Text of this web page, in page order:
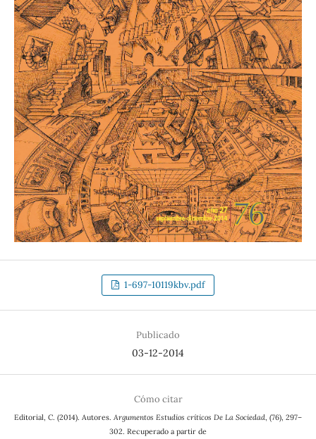
1-697-10119kbv.pdf
Publicado
03-12-2014
Cómo citar
Editorial, C. (2014). Autores. Argumentos Estudios críticos De La Sociedad , (76), 297–
302. Recuperado a partir de